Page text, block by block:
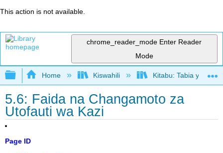
This action is not available.
chrome_reader_mode Enter Reader
Mode
Expand/collapse global hierarchy
Home Kiswahili Kitabu: Tabia ya
5.6: Faida na Changamoto za
Utofauti wa Kazi
Page ID